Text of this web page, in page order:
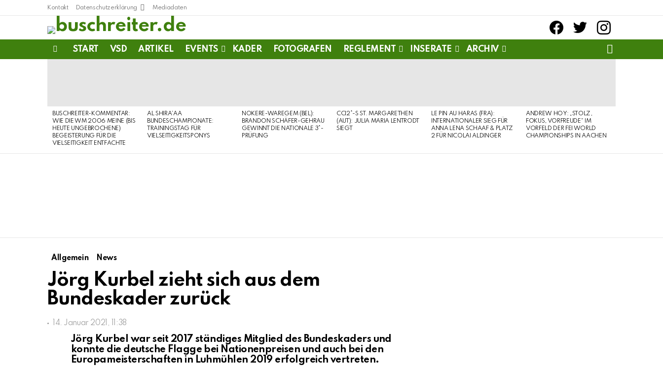
Kontakt Datenschutzerklärung Mediadaten
facebooktwitter instagram
START VSD ARTIKEL EVENTS KADER FOTOGRAFEN REGLEMENT INSERATE ARCHIV
BUSCHREITER-KOMMENTAR:
WIE DIE WM 2006 MEINE (BIS
HEUTE UNGEBROCHENE)
BEGEISTERUNG FÜR DIE
VIELSEITIGKEIT ENTFACHTE
AL SHIRA’AA
BUNDESCHAMPIONATE:
TRAININGSTAG FÜR
VIELSEITIGKEITSPONYS
NOKERE-WAREGEM (BEL):
BRANDON SCHÄFER-GEHRAU
GEWINNT DIE NATIONALE 3*-
PRÜFUNG
CCI2*-S ST. MARGARETHEN
(AUT): JULIA MARIA LENTRODT
SIEGT
LE PIN AU HARAS (FRA):
INTERNATIONALER SIEG FÜR
ANNA LENA SCHAAF & PLATZ
2 FÜR NICOLAI ALDINGER
ANDREW HOY: „STOLZ,
FOKUS, VORFREUDE“ IM
VORFELD DER FEI WORLD
CHAMPIONSHIPS IN AACHEN
Allgemein News
Jörg Kurbel zieht sich aus dem
Bundeskader zurück
14. Januar 2021, 11:38
Jörg Kurbel war seit 2017 ständiges Mitglied des Bundeskaders und
konnte die deutsche Flagge bei Nationenpreisen und auch bei den
Europameisterschaften in Luhmühlen 2019 erfolgreich vertreten.